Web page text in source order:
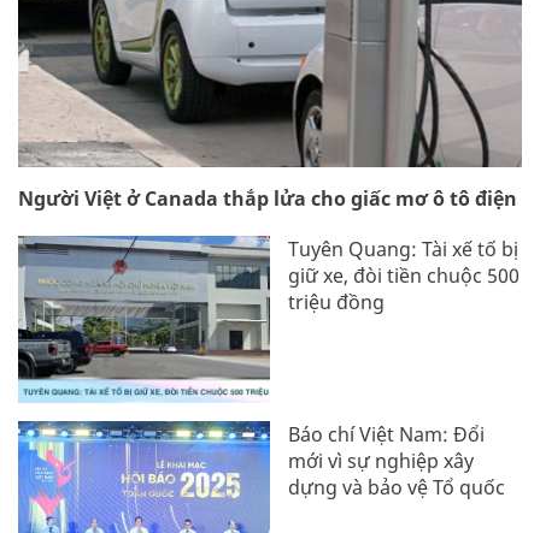
Người Việt ở Canada thắp lửa cho giấc mơ ô tô điện
Tuyên Quang: Tài xế tố bị
giữ xe, đòi tiền chuộc 500
triệu đồng
Báo chí Việt Nam: Đổi
mới vì sự nghiệp xây
dựng và bảo vệ Tổ quốc